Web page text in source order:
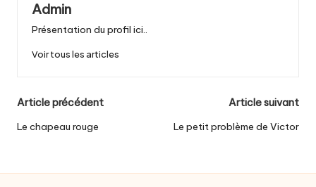
Admin
Présentation du profil ici..
Voir tous les articles
Post
navigation
Article précédent
Le chapeau rouge
Article suivant
Le petit problème de Victor